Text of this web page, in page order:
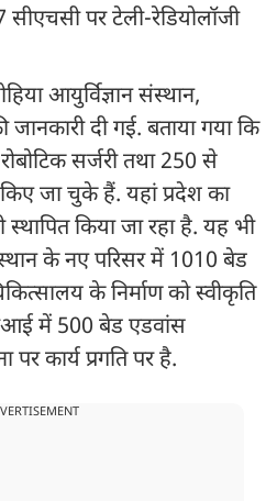
पर टेली-रेडियोलॉजी
आयुर्विज्ञान संस्थान,
दी गई. बताया गया कि
सर्जरी तथा 250 से
किए जा चुके हैं. यहां प्रदेश का
किया जा रहा है. यह भी
के नए परिसर में 1010 बेड
के निर्माण को स्वीकृति
में 500 बेड एडवांस
पर कार्य प्रगति पर है.